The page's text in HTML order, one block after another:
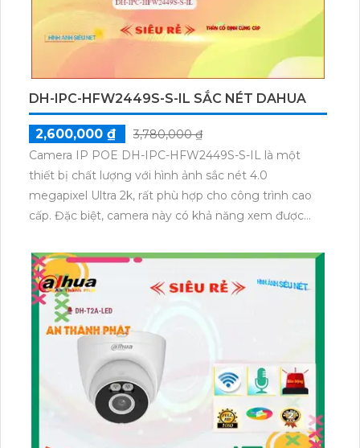
DH-IPC-HFW2449S-S-IL SẮC NÉT DAHUA
2,600,000 ₫
3,780,000 ₫
Camera IP POE DH-IPC-HFW2449S-S-IL là một
thiết bị chất lượng với hình ảnh sắc nét 4.0
megapixel Ultra 2k, rất phù hợp cho công trình cao
cấp. Đặc biệt, camera này có khả năng xem được
sát hiệu quả trong điều kiện thiếu sáng. Với thiết kế
của nó, camera bullet này là lựa chọn tốt cho việc sử
dụng ngoài trời với thân kim loại chắc chắn. Được
tích hợp công nghệ IP POE tiên tiến, dễ dàng kết nối
với nhiều hệ thống. Camera cũng tích hợp công
nghệ AI cho khả năng giám sát thông minh và hiệu